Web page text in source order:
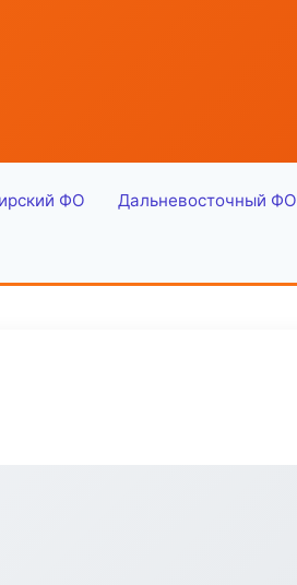
ФО Дальневосточный ФО